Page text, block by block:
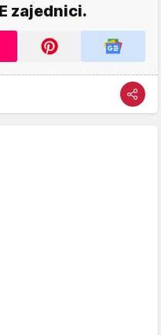
zajednici.